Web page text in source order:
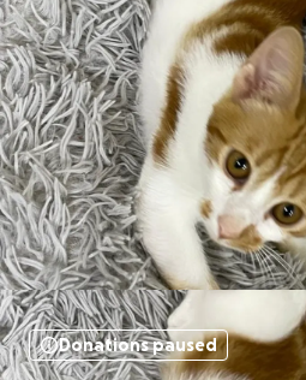
Donations paused